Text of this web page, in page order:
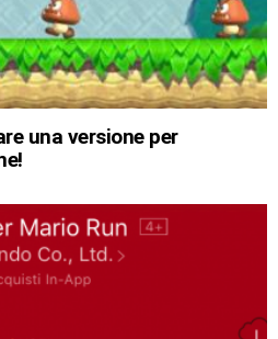
una versione per